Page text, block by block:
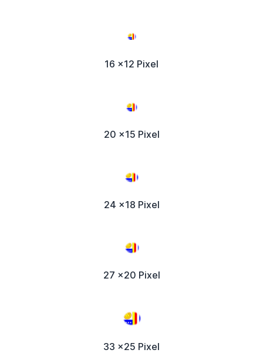
16 x12 Pixel
20 x15 Pixel
24 x18 Pixel
27 x20 Pixel
33 x25 Pixel